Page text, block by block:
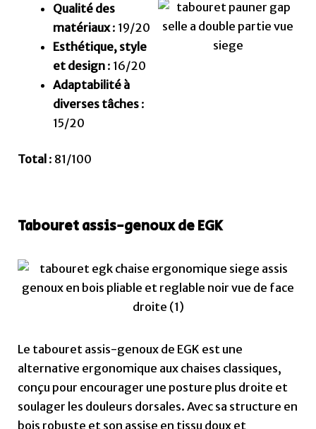
Qualité des
matériaux: 19/20
Esthétique, style
et design: 16/20
Adaptabilité à
diverses tâches:
15/20
Total : 81/100
Tabouret assis-genoux de EGK
Le tabouret assis-genoux de EGK est une
alternative ergonomique aux chaises classiques,
conçu pour encourager une posture plus droite et
soulager les douleurs dorsales. Avec sa structure en
bois robuste et son assise en tissu doux et